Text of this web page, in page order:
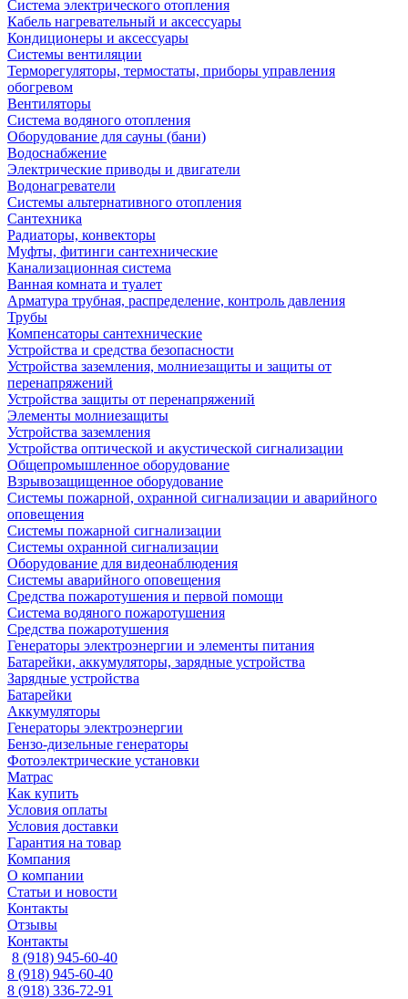
Система электрического отопления
Кабель нагревательный и аксессуары
Кондиционеры и аксессуары
Системы вентиляции
Терморегуляторы, термостаты, приборы управления
обогревом
Вентиляторы
Система водяного отопления
Оборудование для сауны (бани)
Водоснабжение
Электрические приводы и двигатели
Водонагреватели
Системы альтернативного отопления
Сантехника
Радиаторы, конвекторы
Муфты, фитинги сантехнические
Канализационная система
Ванная комната и туалет
Арматура трубная, распределение, контроль давления
Трубы
Компенсаторы сантехнические
Устройства и средства безопасности
Устройства заземления, молниезащиты и защиты от
перенапряжений
Устройства защиты от перенапряжений
Элементы молниезащиты
Устройства заземления
Устройства оптической и акустической сигнализации
Общепромышленное оборудование
Взрывозащищенное оборудование
Системы пожарной, охранной сигнализации и аварийного
оповещения
Системы пожарной сигнализации
Системы охранной сигнализации
Оборудование для видеонаблюдения
Системы аварийного оповещения
Средства пожаротушения и первой помощи
Система водяного пожаротушения
Средства пожаротушения
Генераторы электроэнергии и элементы питания
Батарейки, аккумуляторы, зарядные устройства
Зарядные устройства
Батарейки
Аккумуляторы
Генераторы электроэнергии
Бензо-дизельные генераторы
Фотоэлектрические установки
Матрас
Как купить
Условия оплаты
Условия доставки
Гарантия на товар
Компания
О компании
Статьи и новости
Контакты
Отзывы
Контакты
8 (918) 945-60-40
8 (918) 945-60-40
8 (918) 336-72-91